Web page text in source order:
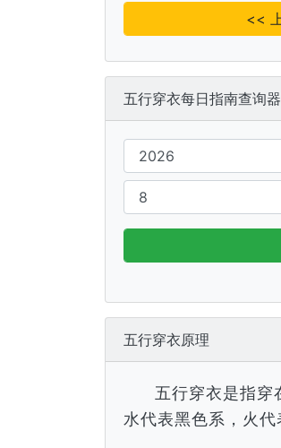
<<
五行穿衣每日指南查询
五行穿衣原理
五行穿衣是指穿
水代表黑色系，火代